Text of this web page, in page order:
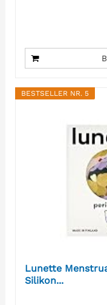
BESTSELLER NR. 5
Lunette
Silikon...